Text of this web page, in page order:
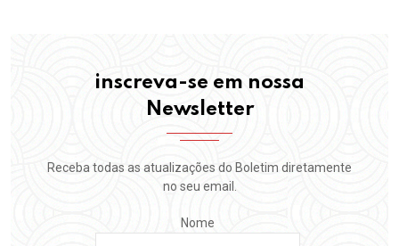
inscreva-se em nossa
Newsletter
Receba todas as atualizações do Boletim diretamente
no seu email.
Nome